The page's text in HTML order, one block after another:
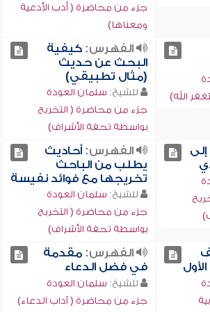
جزء من محاضرة ( أدب الأدعية
ومعناها)
الله)
الفهرس:كيفية
البحث عن حديث
(مثال تطبيقي)
للشيخ: سلمان العودة
جزء من محاضرة ( التخريج
بواسطة تحفة الأشراف)
الفهرس:أحاديث
يطلب من الباحث
تخريجها مع فوائد نفيسة
للشيخ: سلمان العودة
جزء من محاضرة ( التخريج
بواسطة تحفة الأشراف)
الفهرس:مقدمة
في فضل الدعاء
للشيخ: سلمان العودة
جزء من محاضرة ( آداب الدعاء)